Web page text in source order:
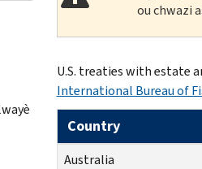
ou chwazi a.
U.S. treaties with estate
International Bureau of
Country
Australia